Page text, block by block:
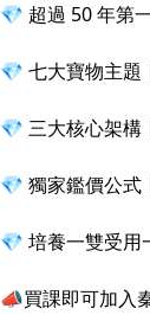
💎 超過 50 年第
💎 七大寶物主題
💎 三大核心架構
💎 獨家鑑價公式
💎 培養一雙受用
📣買課即可加入